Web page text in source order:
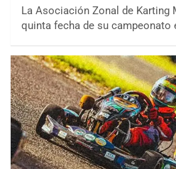
La Asociación Zonal de Karting
quinta fecha de su campeonato